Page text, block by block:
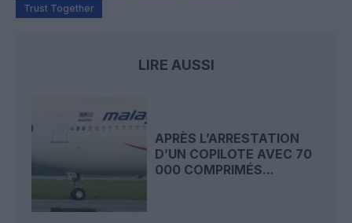
Trust Together
LIRE AUSSI
APRÈS L’ARRESTATION
D’UN COPILOTE AVEC 70
000 COMPRIMÉS...